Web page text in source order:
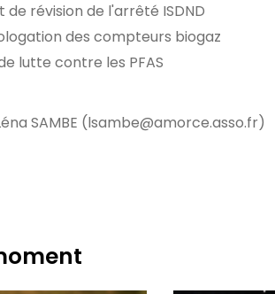
de révision de l'arrêté ISDND
des compteurs biogaz
lutte contre les PFAS
SAMBE (lsambe@amorce.asso.fr)